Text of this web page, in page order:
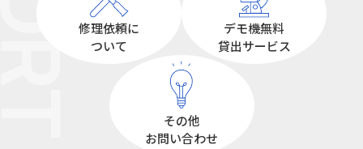
修理依頼に
ついて
デモ機無料
貸出サービス
その他
お問い合わせ